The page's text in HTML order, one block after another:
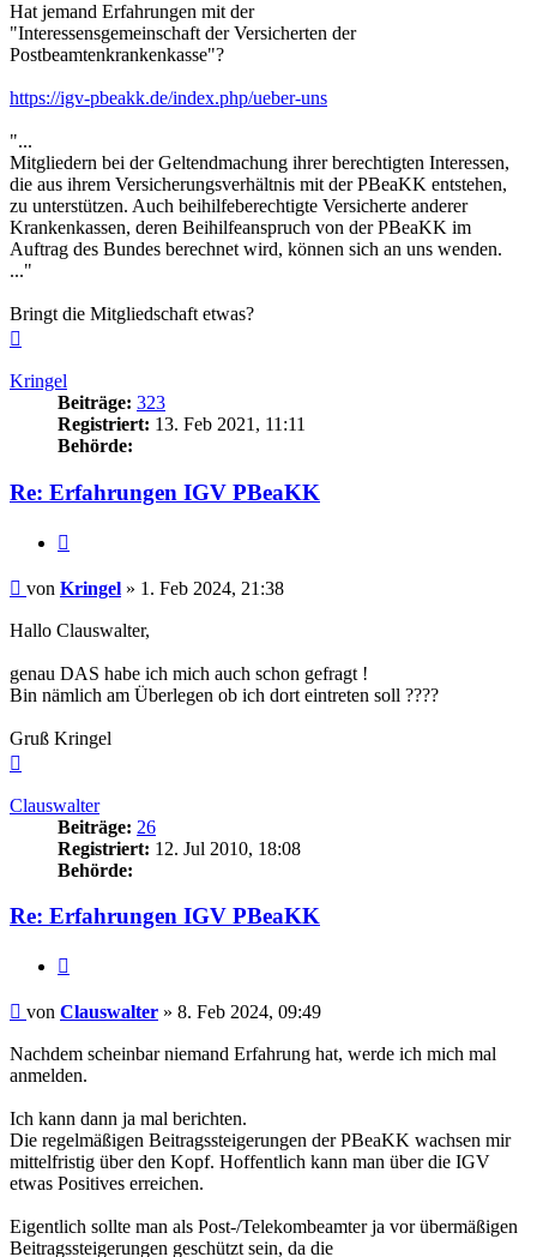
Hat jemand Erfahrungen mit der
"Interessensgemeinschaft der Versicherten der
Postbeamtenkrankenkasse"?
https://igv-pbeakk.de/index.php/ueber-uns
"...
Mitgliedern bei der Geltendmachung ihrer berechtigten Interessen,
die aus ihrem Versicherungsverhältnis mit der PBeaKK entstehen,
zu unterstützen. Auch beihilfeberechtigte Versicherte anderer
Krankenkassen, deren Beihilfeanspruch von der PBeaKK im
Auftrag des Bundes berechnet wird, können sich an uns wenden.
..."
Bringt die Mitgliedschaft etwas?
Kringel
Beiträge: 323
Registriert: 13. Feb 2021, 11:11
Behörde:
Re: Erfahrungen IGV PBeaKK
Beitrag
von Kringel » 1. Feb 2024, 21:38
Hallo Clauswalter,
genau DAS habe ich mich auch schon gefragt !
Bin nämlich am Überlegen ob ich dort eintreten soll ????
Gruß Kringel
Clauswalter
Beiträge: 26
Registriert: 12. Jul 2010, 18:08
Behörde:
Re: Erfahrungen IGV PBeaKK
Beitrag
von Clauswalter » 8. Feb 2024, 09:49
Nachdem scheinbar niemand Erfahrung hat, werde ich mich mal
anmelden.
Ich kann dann ja mal berichten.
Die regelmäßigen Beitragssteigerungen der PBeaKK wachsen mir
mittelfristig über den Kopf. Hoffentlich kann man über die IGV
etwas Positives erreichen.
Eigentlich sollte man als Post-/Telekombeamter ja vor übermäßigen
Beitragssteigerungen geschützt sein, da die